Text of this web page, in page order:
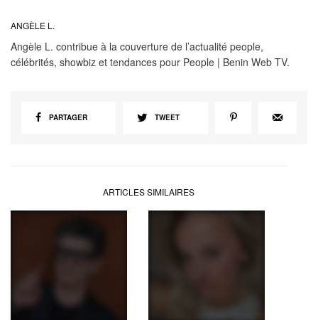
ANGÈLE L.
Angèle L. contribue à la couverture de l’actualité people,
célébrités, showbiz et tendances pour People | Benin Web TV.
PARTAGER TWEET
ARTICLES SIMILAIRES